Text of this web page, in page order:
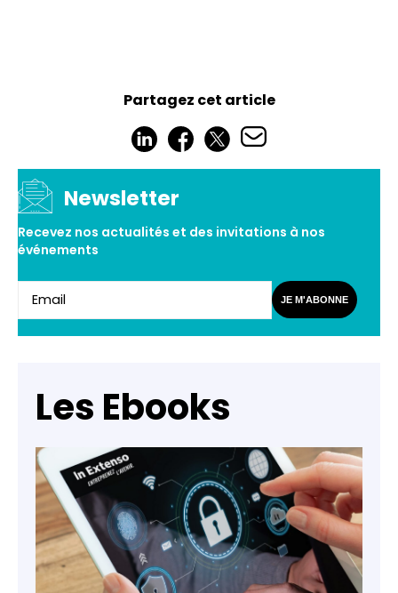
Partagez cet article
Newsletter
Recevez nos actualités et des invitations à nos
événements
JE M'ABONNE
Les Ebooks